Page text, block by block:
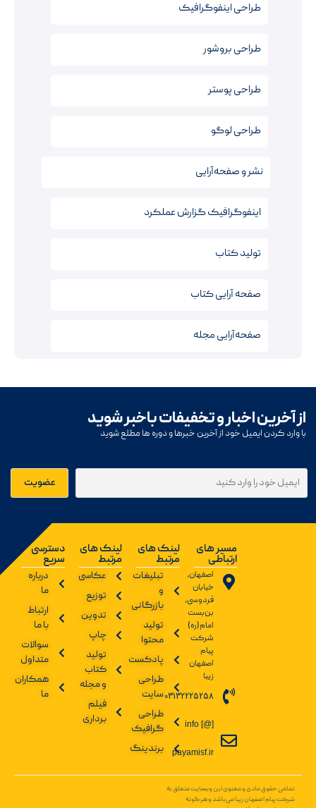
طراحی اینفوگرافیک
طراحی بروشور
طراحی پوستر
طراحی لوگو
نشر و صفحه‌آرایی
اینفوگرافیک‌ گزارش عملکرد
تولید کتاب
صفحه آرایی کتاب‌
صفحه‌آرایی مجله
از آخرین اخبار و تخفیفات باخبر شوید
با وارد کردن ایمیل خود از آخرین خبرها و دوره ها مطلع شوید
مسیر های
ارتباطی
اصفهان،
خیابان
فردوسی،
بن‌بست
امام(ره)
شرکت
پیام
اصفهان
زیبا
03132225258
info [@]
payamisf.ir
لینک های
مرتبط
تبلیغات
و
بازرگانی
تولید
محتوا
پادکست
طراحی
سایت
طراحی
گرافیک
برندینگ
لینک های
مرتبط
عکاسی
توزیع
تدوین
چاپ
تولید
کتاب
و مجله
فیلم
برداری
دسترسی
سریع
درباره
ما
ارتباط
با ما
سوالات
متداول
همکاران
ما
تمامی حقوق مادی و معنوی این وبسایت متعلق به
شرکت پیام اصفهان زیبا می‌باشد و هر گونه